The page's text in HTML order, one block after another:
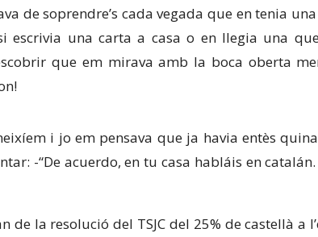
de soprendre’s cada vegada que en tenia
escrivia una carta a casa o en llegia una
que em mirava amb la boca oberta
i jo em pensava que ja havia entès
-“De acuerdo, en tu casa habláis en
la resolució del TSJC del 25% de castellà a